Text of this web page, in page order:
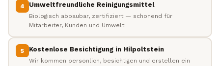
4 Umweltfreundliche Reinigungsmittel
Biologisch abbaubar, zertifiziert — schonend für
Mitarbeiter, Kunden und Umwelt.
5 Kostenlose Besichtigung in Hilpoltstein
Wir kommen persönlich, besichtigen und erstellen ein